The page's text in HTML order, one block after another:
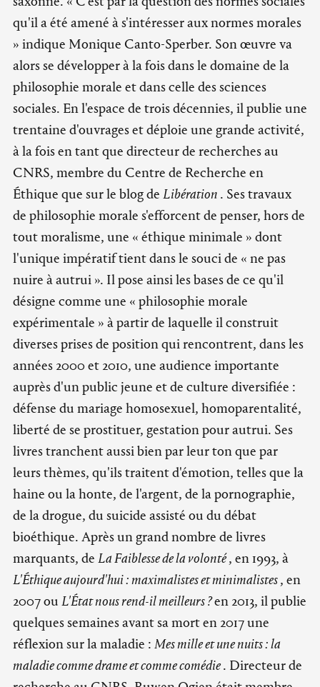
qu'il a été amené à s'intéresser aux normes morales
» indique Monique Canto-Sperber. Son œuvre va
alors se développer à la fois dans le domaine de la
philosophie morale et dans celle des sciences
sociales. En l'espace de trois décennies, il publie une
trentaine d'ouvrages et déploie une grande activité,
à la fois en tant que directeur de recherches au
CNRS, membre du Centre de Recherche en
Éthique que sur le blog de Libération . Ses travaux
de philosophie morale s'efforcent de penser, hors de
tout moralisme, une « éthique minimale » dont
l'unique impératif tient dans le souci de « ne pas
nuire à autrui ». Il pose ainsi les bases de ce qu'il
désigne comme une « philosophie morale
expérimentale » à partir de laquelle il construit
diverses prises de position qui rencontrent, dans les
années 2000 et 2010, une audience importante
auprès d'un public jeune et de culture diversifiée :
défense du mariage homosexuel, homoparentalité,
liberté de se prostituer, gestation pour autrui. Ses
livres tranchent aussi bien par leur ton que par
leurs thèmes, qu'ils traitent d'émotion, telles que la
haine ou la honte, de l'argent, de la pornographie,
de la drogue, du suicide assisté ou du débat
bioéthique. Après un grand nombre de livres
marquants, de La Faiblesse de la volonté, en 1993, à
L'Éthique aujourd'hui : maximalistes et minimalistes, en
2007 ou L'État nous rend-il meilleurs ?en 2013, il publie
quelques semaines avant sa mort en 2017 une
réflexion sur la maladie : Mes mille et une nuits : la
maladie comme drame et comme comédie. Directeur de